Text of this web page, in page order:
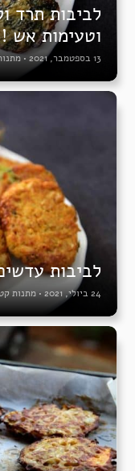
לביבות תרד
וטעימות אש !
13 בספטמבר, 2021 •
לביבות
24 ביולי, 2021 • מתנות